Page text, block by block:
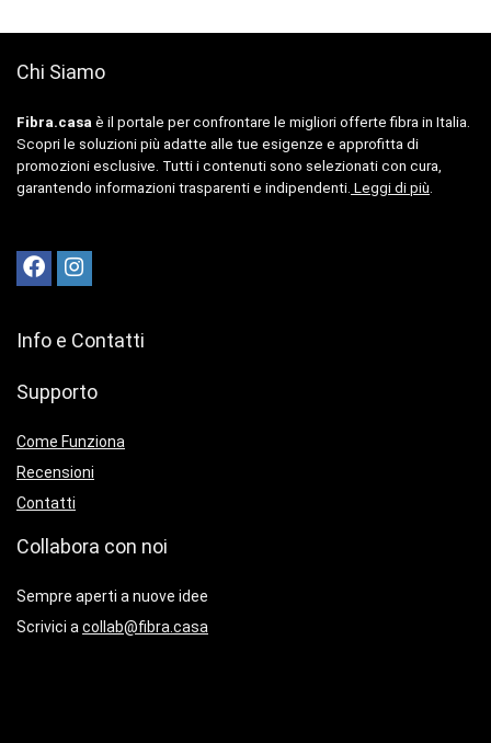
Chi Siamo
Fibra.casa è il portale per confrontare le migliori offerte fibra in Italia.
Scopri le soluzioni più adatte alle tue esigenze e approfitta di
promozioni esclusive. Tutti i contenuti sono selezionati con cura,
garantendo informazioni trasparenti e indipendenti. Leggi di più.
Info e Contatti
Supporto
Come Funziona
Recensioni
Contatti
Collabora con noi
Sempre aperti a nuove idee
Scrivici a collab@fibra.casa